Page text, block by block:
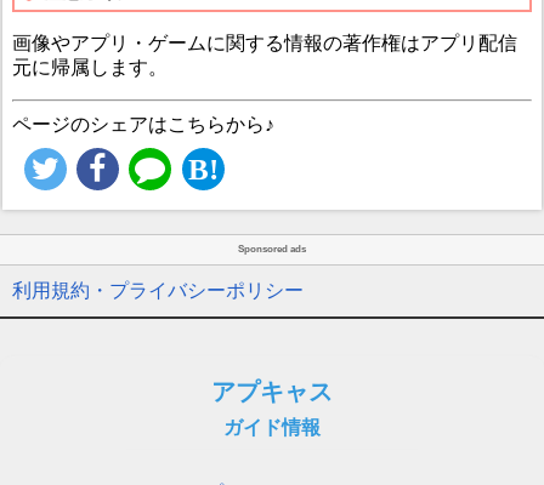
画像やアプリ・ゲームに関する情報の著作権はアプリ配信
元に帰属します。
ページのシェアはこちらから♪
Sponsored ads
利用規約・プライバシーポリシー
アプキャス
ガイド情報